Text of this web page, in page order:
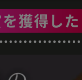
獲得した